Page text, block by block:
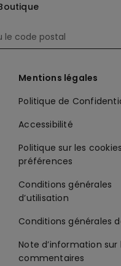
Mentions légales
Politique de
Accessibilité
Politique sur les
préférences
Conditions générales
d’utilisation
Conditions générales
Note d’information sur
commentaires